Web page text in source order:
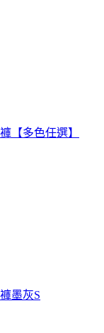
【多色任選】
墨灰S